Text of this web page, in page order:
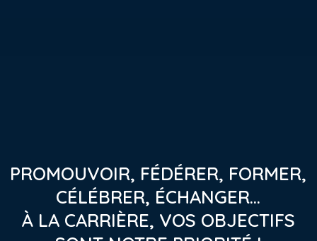
PROMOUVOIR, FÉDÉRER, FORMER,
CÉLÉBRER, ÉCHANGER…
À LA CARRIÈRE, VOS OBJECTIFS